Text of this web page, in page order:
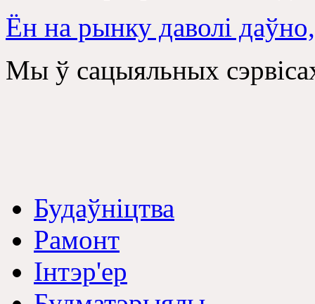
Ён на рынку даволі
Мы ў сацыяльных
Будаўніцтва
Рамонт
Інтэр'ер